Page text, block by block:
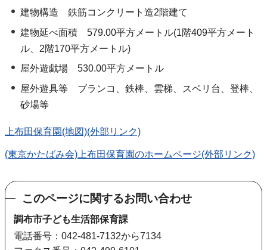
建物構造 鉄筋コンクリート造2階建て
建物延べ面積 579.00平方メートル(1階409平方メート
ル、2階170平方メートル)
屋外遊戯場 530.00平方メートル
屋外遊具等 ブランコ、鉄棒、雲梯、スベリ台、登棒、
砂場等
上布田保育園(地図)(外部リンク)
(東京かたばみ会)上布田保育園のホームページ(外部リンク)
このページに関するお問い合わせ
調布市子ども生活部保育課
電話番号：042-481-7132から7134